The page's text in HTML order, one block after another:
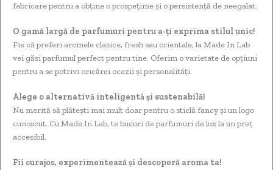
fabricare pentru a obține o prospețime și o persistență de neegalat.
O gamă largă de parfumuri pentru a-ți exprima stilul unic!
Fie că preferi aromele clasice, fresh sau orientale, la Made In Lab
vei găsi parfumul perfect pentru tine. Oferim o varietate de opțiuni
pentru a se potrivi oricărei ocazii și personalități.
Alege o alternativă inteligentă și sustenabilă!
Nu merită să plătești mai mult doar pentru o sticlă fancy și un logo
cunoscut. Cu Made In Lab, te bucuri de parfumuri de lux la un preț
accesibil.
Fii curajos, experimentează și descoperă aroma ta!